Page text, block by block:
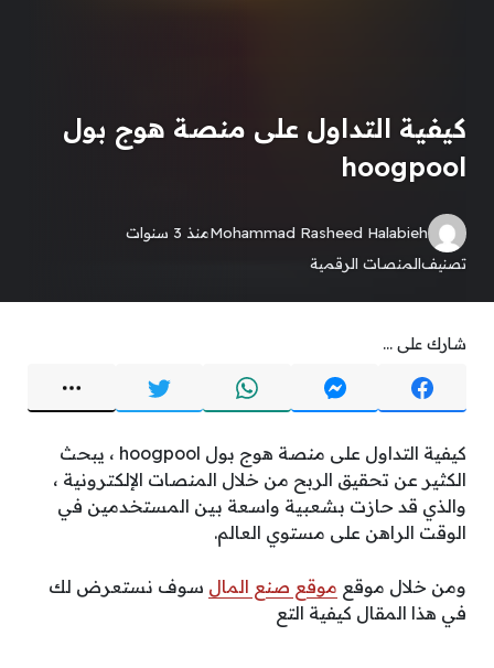
كيفية التداول على منصة هوج بول
hoogpool
Mohammad Rasheed Halabiehمنذ 3 سنوات
تصنيفالمنصات الرقمية
شارك على ...
كيفية التداول على منصة هوج بول hoogpool ،
يبحث
الكثير عن تحقيق الربح من خلال المنصات الإلكترونية ،
والذي قد حازت بشعبية واسعة بين المستخدمين في
الوقت الراهن على مستوي العالم.
ومن خلال موقع موقع صنع المال سوف نستعرض لك
في هذا المقال كيفية التع